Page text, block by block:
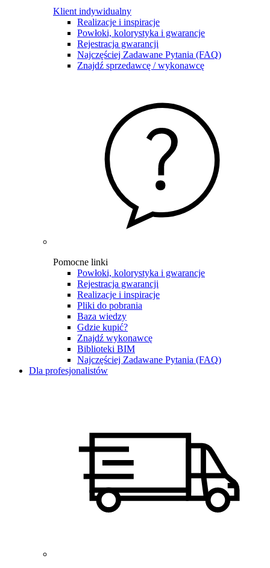
Klient indywidualny
Realizacje i inspiracje
Powłoki, kolorystyka i gwarancje
Rejestracja gwarancji
Najczęściej Zadawane Pytania (FAQ)
Znajdź sprzedawcę / wykonawcę
Pomocne linki
Powłoki, kolorystyka i gwarancje
Rejestracja gwarancji
Realizacje i inspiracje
Pliki do pobrania
Baza wiedzy
Gdzie kupić?
Znajdź wykonawcę
Biblioteki BIM
Najczęściej Zadawane Pytania (FAQ)
Dla profesjonalistów